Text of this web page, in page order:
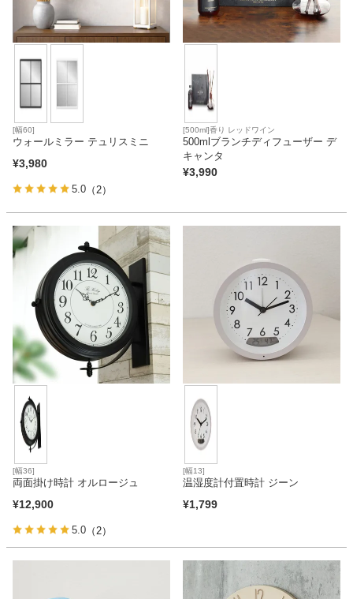
[幅60]
ウォールミラー テュリスミニ
¥3,980
5.0 （2）
[500ml]香り レッドワイン
500mlブランチディフューザー デ
キャンタ
¥3,990
[幅36]
両面掛け時計 オルロージュ
¥12,900
5.0 （2）
[幅13]
温湿度計付置時計 ジーン
¥1,799